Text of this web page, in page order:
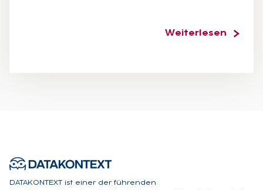
Weiterlesen
DATAKONTEXT ist einer der führenden